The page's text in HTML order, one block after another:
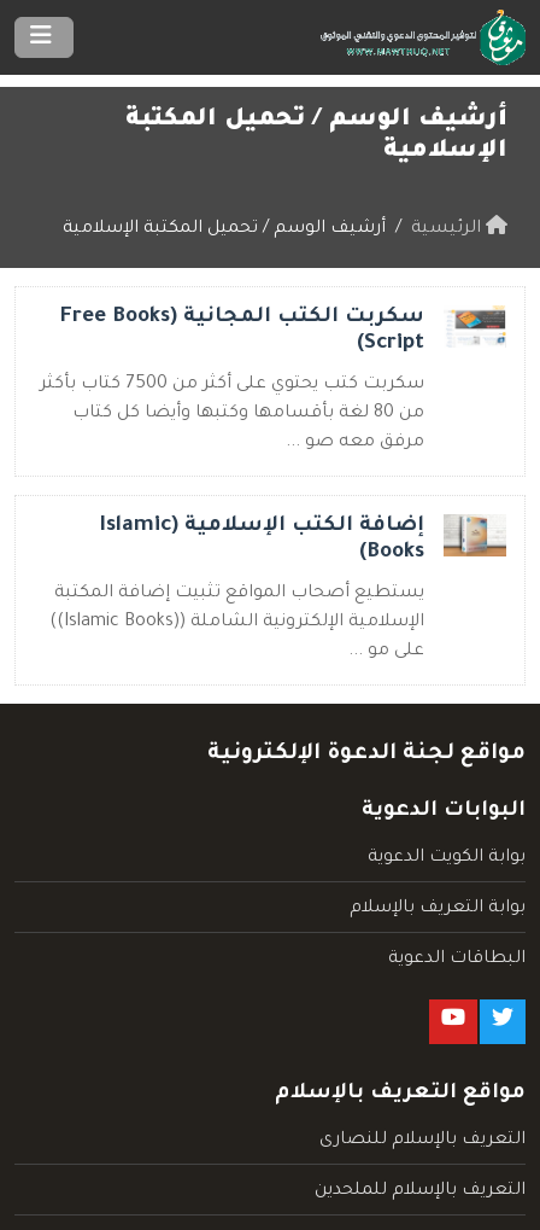
أرشيف الوسم / تحميل المكتبة
الإسلامية
الرئيسية أرشيف الوسم / تحميل المكتبة الإسلامية
سكربت الكتب المجانية (Free Books
Script)
سكربت كتب يحتوي على أكثر من 7500 كتاب بأكثر
من 80 لغة بأقسامها وكتبها وأيضا كل كتاب
مرفق معه صو ...
إضافة الكتب الإسلامية (Islamic
Books)
يستطيع أصحاب المواقع تثبيت إضافة المكتبة
الإسلامية الإلكترونية الشاملة ((Islamic Books))
على مو ...
مواقع لجنة الدعوة الإلكترونية
البوابات الدعوية
بوابة الكويت الدعوية
بوابة التعريف بالإسلام
البطاقات الدعوية
مواقع التعريف بالإسلام
التعريف بالإسلام للنصارى
التعريف بالإسلام للملحدين